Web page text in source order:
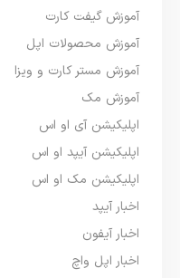
آموزش گیفت کارت
آموزش محصولات اپل
آموزش مستر کارت و ویزا
آموزش مک
اپلیکیشن آی او اس
اپلیکیشن آیپد او اس
اپلیکیشن مک او اس
اخبار آیپد
اخبار آیفون
اخبار اپل واچ